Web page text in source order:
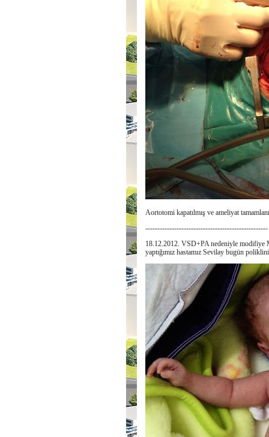
Aortotomi kapatılmış ve ameliyat
---------------------------------------------------
18.12.2012. VSD+PA nedeniyle modifiye
yaptığımız hastamız Sevilay bugün